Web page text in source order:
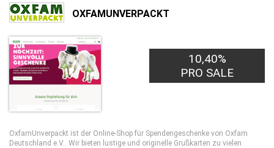
OXFAMUNVERPACKT
10,40%
PRO SALE
OxfamUnverpackt ist der Online-Shop für Spendengeschenke von Oxfam
Deutschland e.V.. Wir bieten lustige und originelle Grußkarten zu vielen